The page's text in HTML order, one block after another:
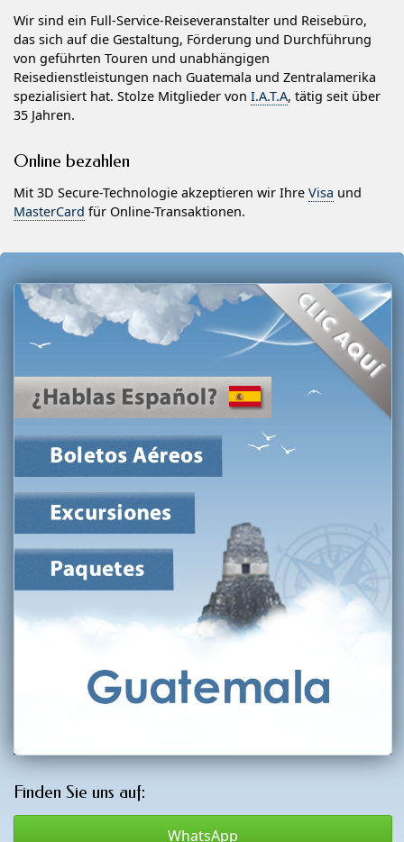
Wir sind ein Full-Service-Reiseveranstalter und Reisebüro,
das sich auf die Gestaltung, Förderung und Durchführung
von geführten Touren und unabhängigen
Reisedienstleistungen nach Guatemala und Zentralamerika
spezialisiert hat. Stolze Mitglieder von I.A.T.A, tätig seit über
35 Jahren.
Online bezahlen
Mit 3D Secure-Technologie akzeptieren wir Ihre Visa und
MasterCard für Online-Transaktionen.
Finden Sie uns auf:
WhatsApp